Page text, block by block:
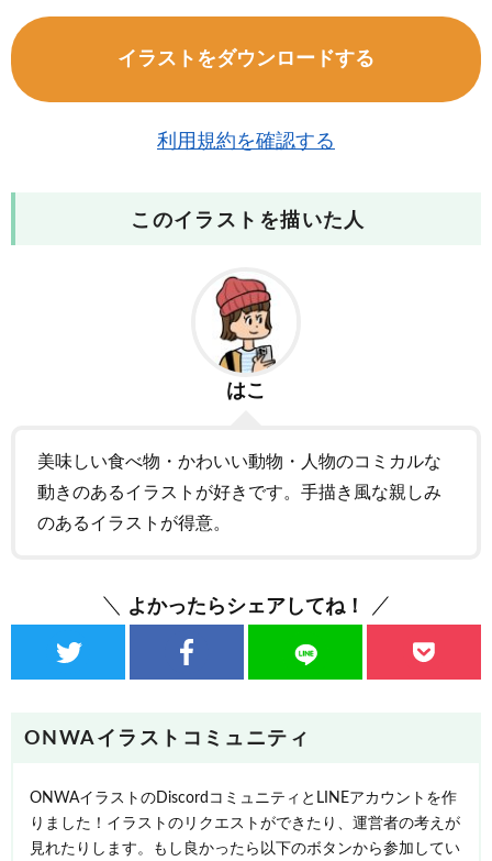
イラストをダウンロードする
利用規約を確認する
このイラストを描いた人
はこ
美味しい食べ物・かわいい動物・人物のコミカルな
動きのあるイラストが好きです。手描き風な親しみ
のあるイラストが得意。
よかったらシェアしてね！
ONWAイラストコミュニティ
ONWAイラストのDiscordコミュニティとLINEアカウントを作
りました！イラストのリクエストができたり、運営者の考えが
見れたりします。もし良かったら以下のボタンから参加してい